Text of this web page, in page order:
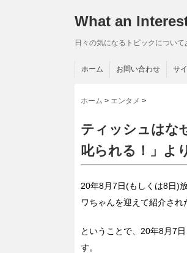
What an
日々の気になるトピックについ
ホーム お問い合わせ サ
ホーム > エンタメ >
ティッシュはな
叱られる！」よ
20年8月7日(もしくは8日)
ワちゃんを迎えて紹介され
ということで、20年8月7
す。